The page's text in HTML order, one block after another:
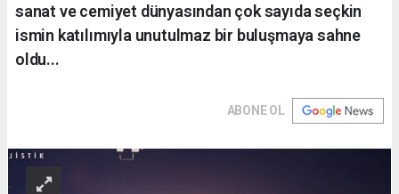
sanat ve cemiyet dünyasından çok sayıda seçkin
ismin katılımıyla unutulmaz bir buluşmaya sahne
oldu...
ABONE OL